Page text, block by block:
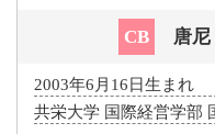
CB 唐尼
2003年6月16日生まれ
共栄大学 国際経営学部